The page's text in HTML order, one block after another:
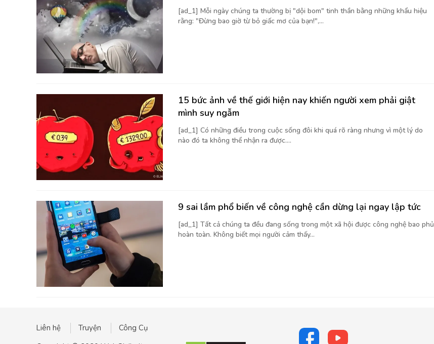
[ad_1] Mỗi ngày chúng ta thường bị "dội bom" tinh thần bằng những khẩu hiệu
rằng: "Đừng bao giờ từ bỏ giấc mơ của bạn!",...
15 bức ảnh về thế giới hiện nay khiến người xem phải giật
mình suy ngẫm
[ad_1] Có những điều trong cuộc sống đôi khi quá rõ ràng nhưng vì một lý do
nào đó ta không thể nhận ra được....
9 sai lầm phổ biến về công nghệ cần dừng lại ngay lập tức
[ad_1] Tất cả chúng ta đều đang sống trong một xã hội được công nghệ bao phủ
hoàn toàn. Không biết mọi người cảm thấy...
Liên hệ Truyện
Công Cụ